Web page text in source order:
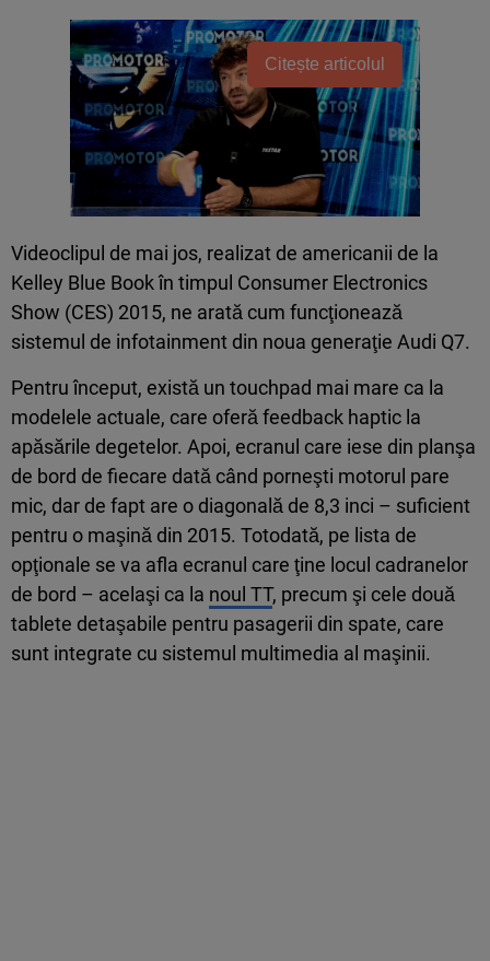
Citește articolul
Videoclipul de mai jos, realizat de americanii de la
Kelley Blue Book în timpul Consumer Electronics
Show (CES) 2015, ne arată cum funcţionează
sistemul de infotainment din noua generaţie Audi Q7.
Pentru început, există un touchpad mai mare ca la
modelele actuale, care oferă feedback haptic la
apăsările degetelor. Apoi, ecranul care iese din planşa
de bord de fiecare dată când porneşti motorul pare
mic, dar de fapt are o diagonală de 8,3 inci – suficient
pentru o maşină din 2015. Totodată, pe lista de
opţionale se va afla ecranul care ţine locul cadranelor
de bord – acelaşi ca la noul TT, precum şi cele două
tablete detaşabile pentru pasagerii din spate, care
sunt integrate cu sistemul multimedia al maşinii.